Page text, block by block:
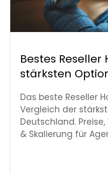
Bestes Reseller
stärksten
Das beste Reseller
Vergleich der
Deutschland. Preise,
& Skalierung für